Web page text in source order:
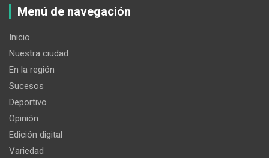
Menú de navegación
Inicio
Nuestra ciudad
En la región
Sucesos
Deportivo
Opinión
Edición digital
Variedad